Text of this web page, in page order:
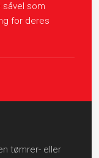
såvel som
for deres
tømrer- eller